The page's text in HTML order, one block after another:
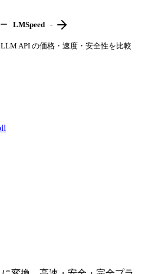
LMSpeed -
API の価格・速度・安全性を比較